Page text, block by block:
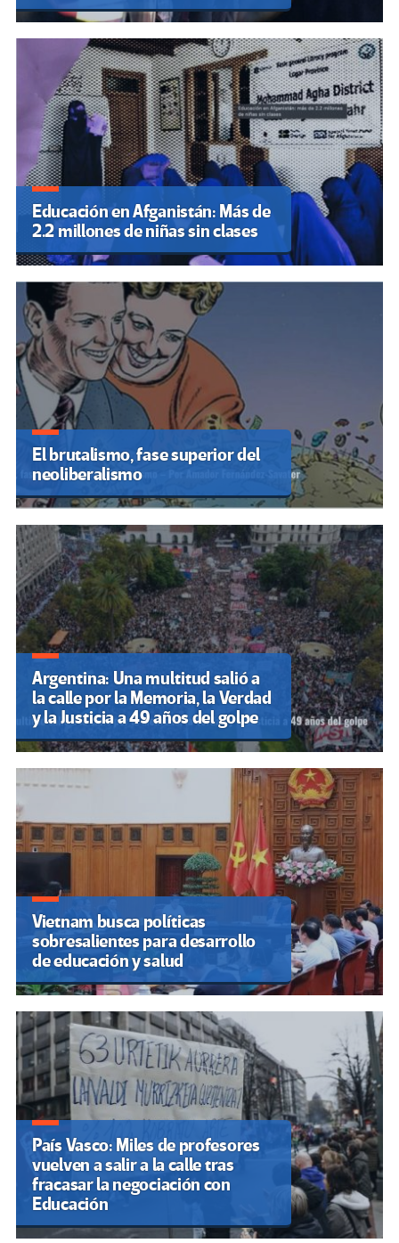
Educación en Afganistán: Más de
2.2 millones de niñas sin clases
El brutalismo, fase superior del
neoliberalismo
Argentina: Una multitud salió a
la calle por la Memoria, la Verdad
y la Justicia a 49 años del golpe
Vietnam busca políticas
sobresalientes para desarrollo
de educación y salud
País Vasco: Miles de profesores
vuelven a salir a la calle tras
fracasar la negociación con
Educación